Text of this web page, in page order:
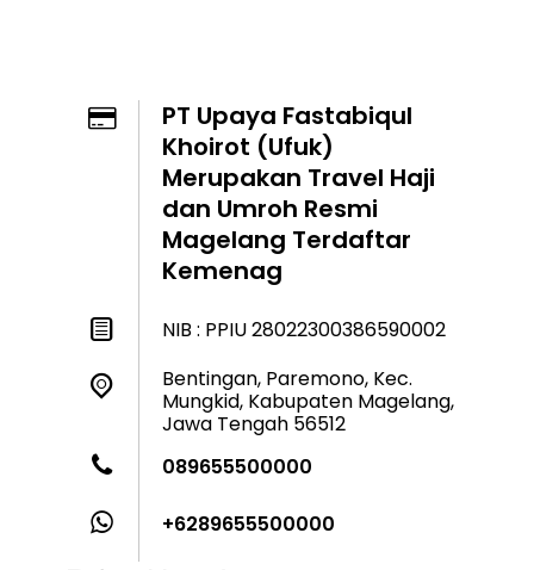
PT Upaya Fastabiqul
Khoirot (Ufuk)
Merupakan Travel Haji
dan Umroh Resmi
Magelang Terdaftar
Kemenag
NIB : PPIU 28022300386590002
Bentingan, Paremono, Kec.
Mungkid, Kabupaten Magelang,
Jawa Tengah 56512
089655500000
+6289655500000